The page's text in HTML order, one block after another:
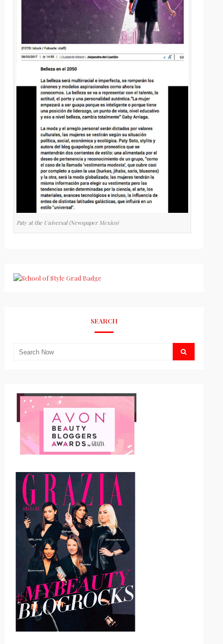
Paty at the Universal (Newspaper Mexico)
SEARCH